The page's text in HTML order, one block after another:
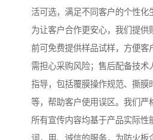
活可选，满足不同客户的个性化
为让客户合作更安心，我们提供
前可免费提供样品试样，方便客
需担心采购风险；售后配备技术
指导，包括覆膜操作规范、撕膜
等，帮助客户使用误区。我们严
所有宣传内容均基于产品实际性